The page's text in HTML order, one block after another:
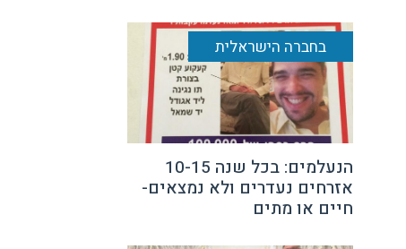
בחברה הישראלית
הנעלמים: בכל שנה 10-15
אזרחים נעדרים ולא נמצאים-
חיים או מתים